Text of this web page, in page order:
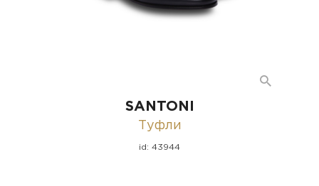
SANTONI
Туфли
id: 43944